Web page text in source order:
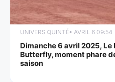
UNIVERS QUINTÉ• AVRIL 6 09:54
Dimanche 6 avril 2025, Le
Butterfly, moment phare
saison